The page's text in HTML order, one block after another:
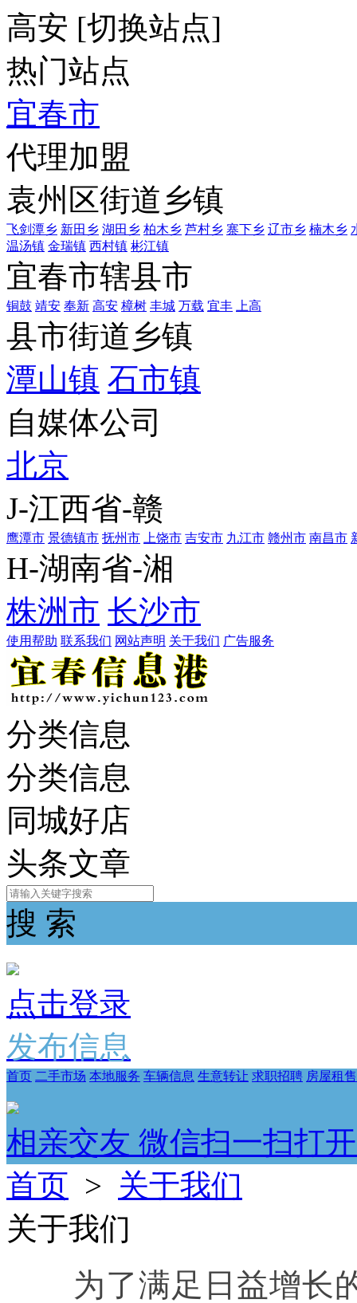
高安 [切换站点]
热门站点
宜春市
代理加盟
袁州区街道乡镇
飞剑潭乡 新田乡 湖田乡 柏木乡 芦村乡 寨下乡 辽市乡 楠木乡
温汤镇 金瑞镇 西村镇 彬江镇
宜春市辖县市
铜鼓 靖安 奉新 高安 樟树 丰城 万载 宜丰 上高
县市街道乡镇
潭山镇 石市镇
自媒体公司
北京
J-江西省-赣
鹰潭市 景德镇市 抚州市 上饶市 吉安市 九江市 赣州市 南昌市
H-湖南省-湘
株洲市 长沙市
使用帮助 联系我们 网站声明 关于我们 广告服务
分类信息
分类信息
同城好店
头条文章
搜 索
点击登录
发布信息
首页 二手市场 本地服务 车辆信息 生意转让 求职招聘 房屋租售
相亲交友 微信扫一扫打
首页 > 关于我们
关于我们
为了满足日益增长的